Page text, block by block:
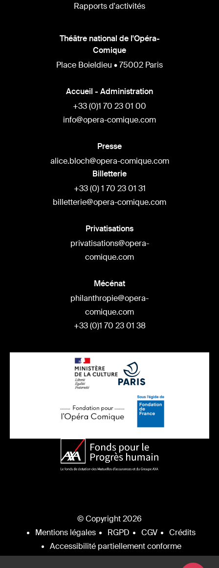
Rapports d'activités
Théâtre national de l'Opéra-
Comique
Place Boieldieu • 75002 Paris
Accueil - Administration
+33 (0)1 70 23 01 00
info@opera-comique.com
Presse
alice.bloch@opera-comique.com
Billetterie
+33 (0) 1 70 23 01 31
billetterie@opera-comique.com
Privatisations
privatisations@opera-
comique.com
Mécénat
philanthropie@opera-
comique.com
+33 (0)1 70 23 01 38
© Copyright 2026
Mentions légales
RGPD CGV
Crédits
Accessibilité partiellement conforme